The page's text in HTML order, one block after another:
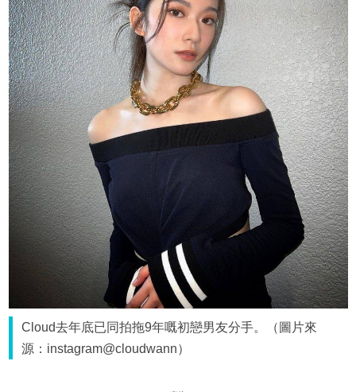
Cloud去年底已同拍拖9年嘅初戀男友分手。（圖片來
源：instagram@cloudwann）